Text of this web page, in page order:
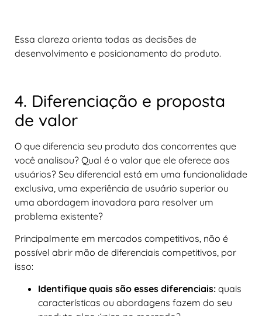
Essa clareza orienta todas as decisões de
desenvolvimento e posicionamento do produto.
4. Diferenciação e proposta
de valor
O que diferencia seu produto dos concorrentes que
você analisou? Qual é o valor que ele oferece aos
usuários? Seu diferencial está em uma funcionalidade
exclusiva, uma experiência de usuário superior ou
uma abordagem inovadora para resolver um
problema existente?
Principalmente em mercados competitivos, não é
possível abrir mão de diferenciais competitivos, por
isso:
Identifique quais são esses diferenciais: quais
características ou abordagens fazem do seu